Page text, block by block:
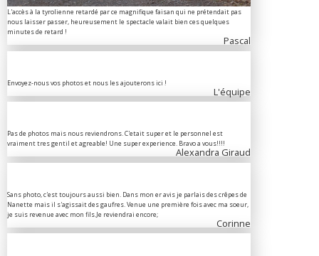
L'accès à la tyrolienne retardé par ce magnifique faisan qui ne prétendait pas
nous laisser passer, heureusement le spectacle valait bien ces quelques
minutes de retard !
Pascal
Envoyez-nous vos photos et nous les ajouterons ici !
L'équipe
Pas de photos mais nous reviendrons. C'etait super et le personnel est
vraiment tres gentil et agreable! Une super experience. Bravo a vous!!!!
Alexandra Giraud
Sans photo, c'est toujours aussi bien. Dans mon er avis je parlais des crêpes de
Nanette mais il s'agissait des gaufres. Venue une première fois avec ma soeur,
je suis revenue avec mon fils.Je reviendrai encore;
Corinne